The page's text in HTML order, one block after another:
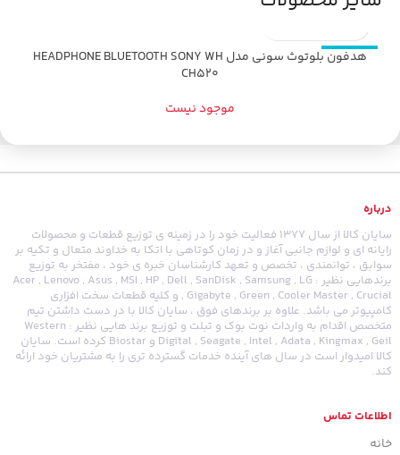
اتمام موجودی
هدفون بلوتوث سونی مدل HEADPHONE BLUETOOTH SONY WH
CH520
موجود نیست
درباره
سایان کالا از سال 1377 فعالیت خود را در زمینه ی توزیع قطعات و محصولات
رایانه ای و لوازم جانبی آغاز و در زمان کوتاهی با اتکا به خداوند متعال و تکیه بر
سوابق ، توانمندی ، تخصص و تعهد کارشناسان خبره ی خود ، مفتخر به توزیع
برندهایی نظیر : Acer , Lenovo , Asus , MSI , HP , Dell , SanDisk , Samsung , LG
, Gigabyte , Green , Cooler Master , Crucial و کلیه قطعات سخت افزاری
کامپیوتر می باشد. علاوه بر برندهای فوق ، سایان کالا با در دست داشتن تیم
متخصص اقدام به واردات نوت بوک و تبلت و توزیع برند هایی نظیر : Western
Digital , Seagate , Intel , Adata , Kingmax , Geil و Biostar کرده است. سایان
کالا امیدوار است در سال های آینده خدمات گسترده تری را به مشتریان خود ارائه
کند.
اطلاعات تماس
خانه